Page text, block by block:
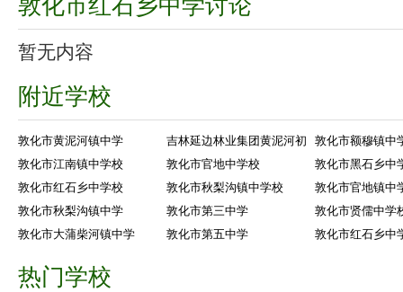
敦化市红石乡中学讨论
暂无内容
附近学校
敦化市黄泥河镇中学 吉林延边林业集团黄泥河初
敦化市额穆镇中
敦化市江南镇中学校
敦化市官地中学校
敦化市黑石乡中
敦化市红石乡中学校
敦化市秋梨沟镇中学校
敦化市官地镇中
敦化市秋梨沟镇中学
敦化市第三中学
敦化市贤儒中学
敦化市大蒲柴河镇中学
敦化市第五中学 敦化市红石乡中
热门学校